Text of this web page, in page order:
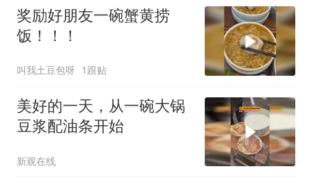
奖励好朋友一碗蟹黄捞
饭！！！
叫我土豆包呀 1跟贴
美好的一天，从一碗大锅
豆浆配油条开始
新观在线